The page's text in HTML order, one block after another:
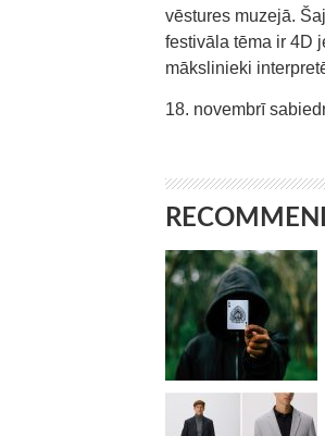
vēstures muzejā.
festivāla tēma ir 4D
mākslinieki
18. novembrī